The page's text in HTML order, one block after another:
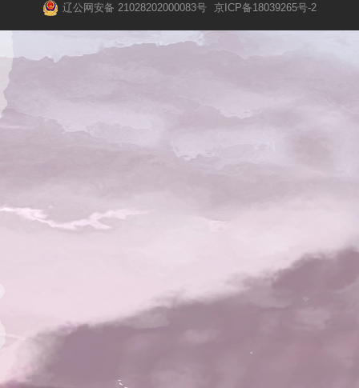
辽公网安备 21028202000083号 京ICP备18039265号-2